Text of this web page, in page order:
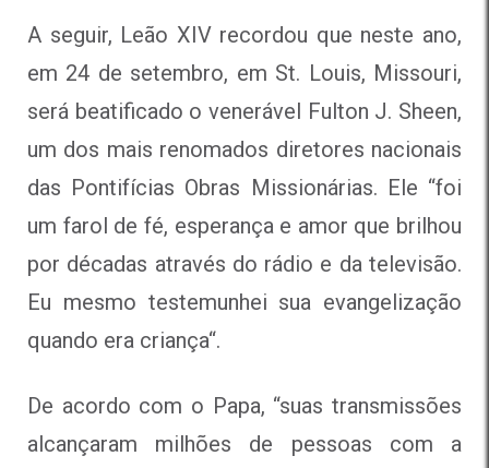
A seguir, Leão XIV recordou que neste ano,
em 24 de setembro, em St. Louis, Missouri,
será beatificado o venerável Fulton J. Sheen,
um dos mais renomados diretores nacionais
das Pontifícias Obras Missionárias. Ele “foi
um farol de fé, esperança e amor que brilhou
por décadas através do rádio e da televisão.
Eu mesmo testemunhei sua evangelização
quando era criança“.
De acordo com o Papa, “suas transmissões
alcançaram milhões de pessoas com a